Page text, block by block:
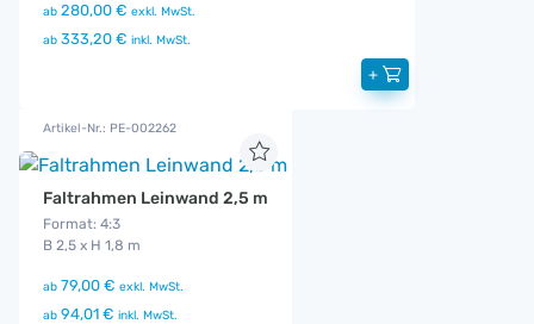
ab 280,00 € exkl. MwSt.
ab 333,20 € inkl. MwSt.
+
Artikel-Nr.: PE-002262
Faltrahmen Leinwand 2,5 m
Format: 4:3
B 2,5 x H 1,8 m
ab 79,00 € exkl. MwSt.
ab 94,01 € inkl. MwSt.